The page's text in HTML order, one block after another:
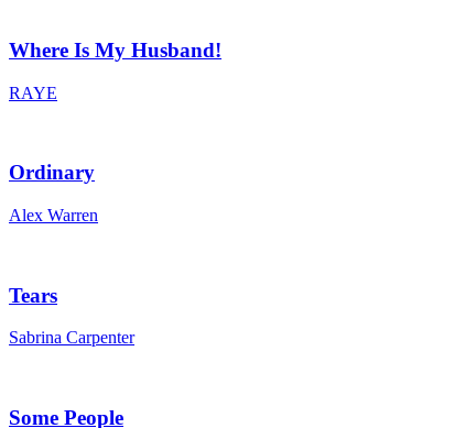
Where Is My Husband!
RAYE
Ordinary
Alex Warren
Tears
Sabrina Carpenter
Some People